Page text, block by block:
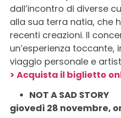
dall’incontro di diverse
alla sua terra natia, che
recenti creazioni. Il
un’esperienza toccante,
viaggio personale e
> Acquista il biglietto
NOT A SAD STORY
giovedì 28 novembre,